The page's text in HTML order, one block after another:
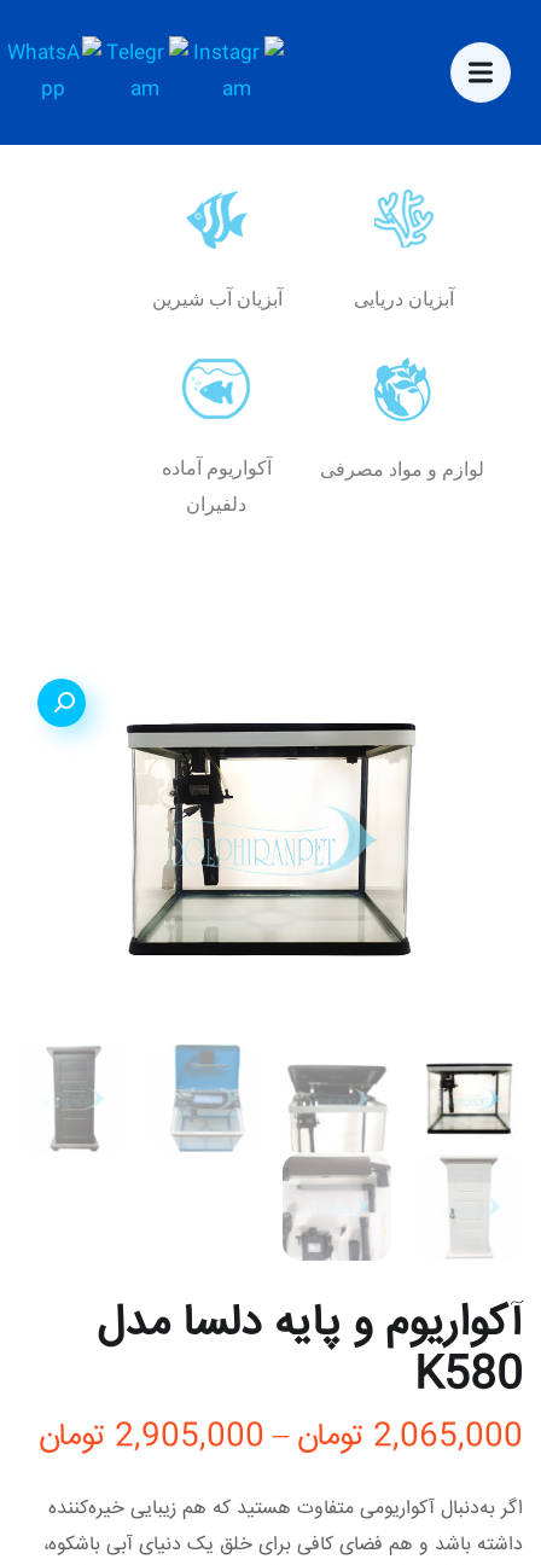
آبزیان دریایی آبزیان آب شیرین
لوازم و مواد مصرفی
آکواریوم آماده
دلفیران
آکواریوم و پایه دلسا مدل
K580
2,065,000 تومان–
2,905,000 تومان
اگر به‌دنبال آکواریومی متفاوت هستید که هم زیبایی خیره‌کننده
داشته باشد و هم فضای کافی برای خلق یک دنیای آبی باشکوه،